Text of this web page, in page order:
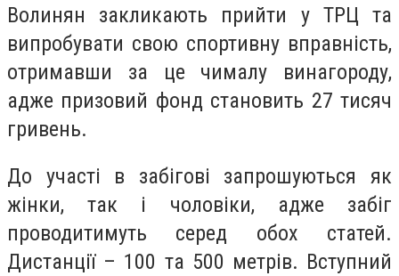
Волинян закликають прийти у ТРЦ та
випробувати свою спортивну вправність,
отримавши за це чималу винагороду,
адже призовий фонд становить 27 тисяч
гривень.
До участі в забігові запрошуються як
жінки, так і чоловіки, адже забіг
проводитимуть серед обох статей.
Дистанції – 100 та 500 метрів. Вступний